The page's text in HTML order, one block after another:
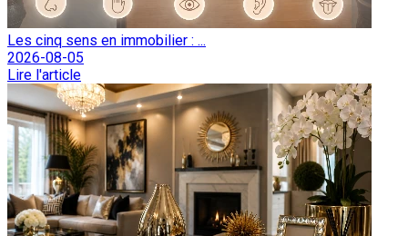
Les cinq sens en immobilier : ...
2026-08-05
Lire l'article